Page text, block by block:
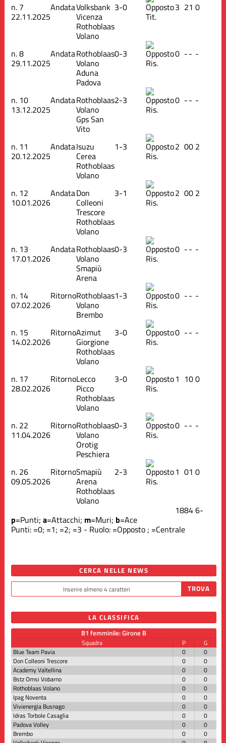
n. 7
22.11.2025
AndataVolksbank
Vicenza
Rothoblaas
Volano
3-0
Tit.
3 21 0
n.8
29.11.2025
AndataRothoblaas
Volano
Aduna
Padova
0-3
Ris.
0 -- -
n. 10
13.12.2025
AndataRothoblaas
Volano
Gps San
Vito
2-3
Ris.
0 -- -
n. 11
20.12.2025
AndataIsuzu
Cerea
Rothoblaas
Volano
1-3
Ris.
2 00 2
n. 12
10.01.2026
AndataDon
Colleoni
Trescore
Rothoblaas
Volano
3-1
Ris.
2 00 2
n. 13
17.01.2026
AndataRothoblaas
Volano
Smapiù
Arena
0-3
Ris.
0 -- -
n. 14
07.02.2026
RitornoRothoblaas
Volano
Brembo
1-3
Ris.
0 -- -
n. 15
14.02.2026
RitornoAzimut
Giorgione
Rothoblaas
Volano
3-0
Ris.
0 -- -
n. 17
28.02.2026
RitornoLecco
Picco
Rothoblaas
Volano
3-0
Ris.
1 100
n. 22
11.04.2026
RitornoRothoblaas
Volano
Orotig
Peschiera
0-3
Ris.
0 -- -
n. 26
09.05.2026
RitornoSmapiù
Arena
Rothoblaas
Volano
2-3
Ris.
1 01 0
18846-
p=Punti;a=Attacchi; m=Muri; b=Ace
Punti: =0; =1; =2; =3 - Ruolo: =Opposto ; =Centrale
CERCA NELLE NEWS
LA CLASSIFICA
B1 femminile: Girone B
Squadra P
G
Blue Team Pavia
0
0
Don Colleoni Trescore
0
0
Academy Valtellina
0
0
Bstz Omsi Vobarno
0
0
Rothoblaas Volano
0
0
Ipag Noventa
0
0
Vivienergia Busnago
0
0
Idras Torbole Casaglia
0
0
Padova Volley
0
0
Brembo
0
0